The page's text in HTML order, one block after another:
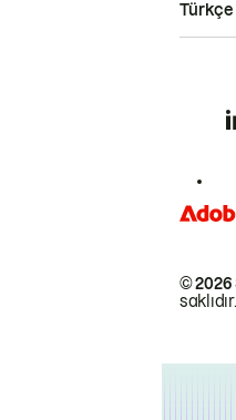
© 2026
saklıdır.
Türkçe